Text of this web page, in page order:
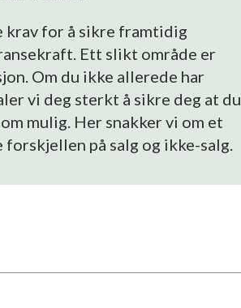
krav for å sikre framtidig
Ett slikt område er
Om du ikke allerede har
vi deg sterkt å sikre deg at du
mulig. Her snakker vi om et
forskjellen på salg og ikke-salg.